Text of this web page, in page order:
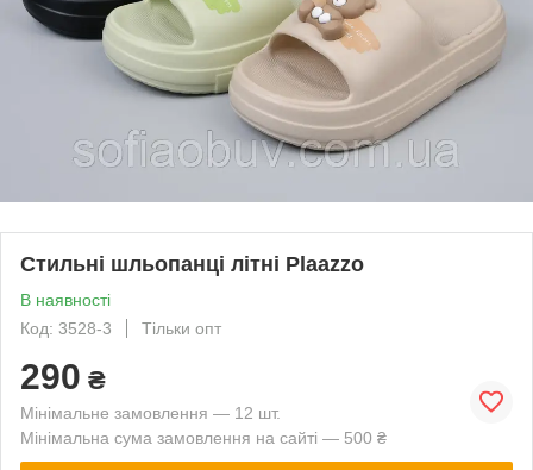
Стильні шльопанці літні Plaazzo
В наявності
Код: 3528-3
Тільки опт
290 ₴
Мінімальне замовлення — 12 шт.
Мінімальна сума замовлення на сайті — 500 ₴